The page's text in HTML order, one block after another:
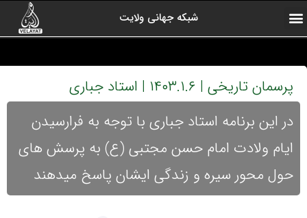
شبکه جهانی ولایت
پرسمان تاریخی | ۱۴۰۳.۱.۶ | استاد جباری
در این برنامه استاد جباری با توجه به فرارسیدن
ایام ولادت امام حسن مجتبی (ع) به پرسش های
حول محور سیره و زندگی ایشان پاسخ میدهند